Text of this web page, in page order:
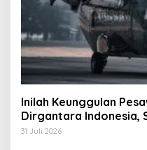
Inilah Keunggulan
Dirgantara Indonesia,
Operasi TNI
31 Juli 2026